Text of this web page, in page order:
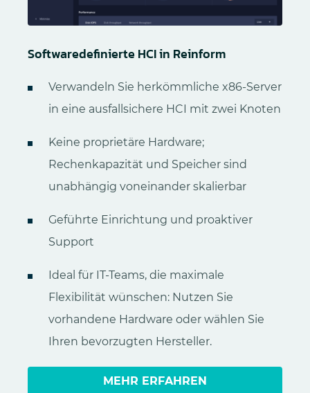
Softwaredefinierte HCI in Reinform
Verwandeln Sie herkömmliche x86-Server
in eine ausfallsichere HCI mit zwei Knoten
Keine proprietäre Hardware;
Rechenkapazität und Speicher sind
unabhängig voneinander skalierbar
Geführte Einrichtung und proaktiver
Support
Ideal für IT-Teams, die maximale
Flexibilität wünschen: Nutzen Sie
vorhandene Hardware oder wählen Sie
Ihren bevorzugten Hersteller.
MEHR ERFAHREN